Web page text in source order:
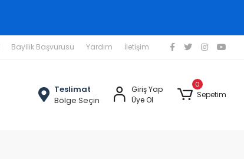
Bayilik Başvurusu Yardım İletişim
Teslimat
Bölge Seçin
Giriş Yap
Üye Ol
0
Sepetim